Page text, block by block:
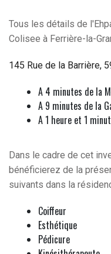
Tous les détails de
Colisee à Ferrière-la-
145 Rue de la Barrière,
A 4 minutes de la
A 9 minutes de la
A 1 heure et 1
Dans le cadre de cet
bénéficierez de la
suivants dans la
Coiffeur
Esthétique
Pédicure